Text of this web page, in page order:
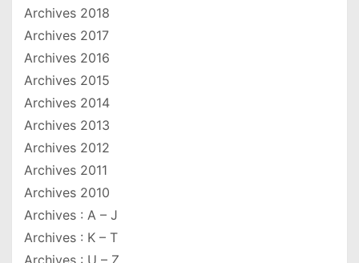
Archives 2018
Archives 2017
Archives 2016
Archives 2015
Archives 2014
Archives 2013
Archives 2012
Archives 2011
Archives 2010
Archives : A – J
Archives : K – T